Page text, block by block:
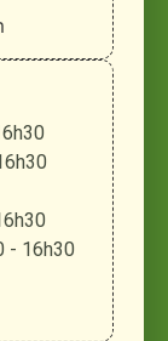
- 16h30